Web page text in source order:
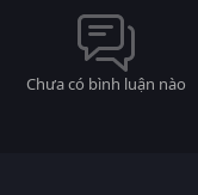
Chưa có bình luận nào